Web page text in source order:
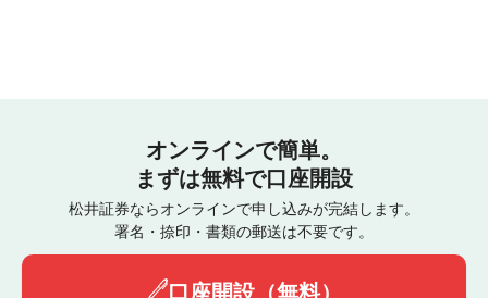
オンラインで簡単。
まずは無料で口座開設
松井証券ならオンラインで申し込みが完結します。
署名・捺印・書類の郵送は不要です。
口座開設（無料）